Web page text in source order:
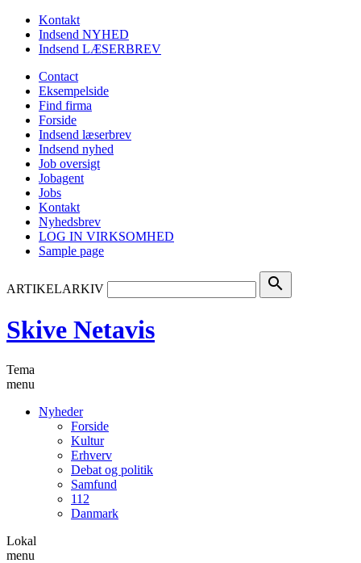
Kontakt
Indsend NYHED
Indsend LÆSERBREV
Contact
Eksempelside
Find firma
Forside
Indsend læserbrev
Indsend nyhed
Job oversigt
Jobagent
Jobs
Kontakt
Nyhedsbrev
LOG IN VIRKSOMHED
Sample page
ARTIKELARKIV search
Skive Netavis
Tema
menu
Nyheder
Forside
Kultur
Erhverv
Debat og politik
Samfund
112
Danmark
Lokal
menu